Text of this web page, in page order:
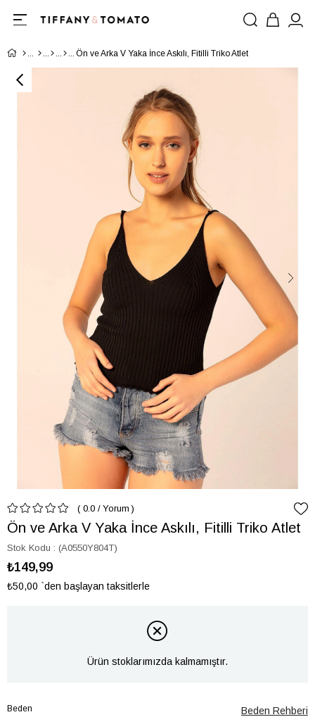
Ön ve Arka V Yaka İnce Askılı, Fitilli Triko Atlet
0.0 / Yorum
Ön ve Arka V Yaka İnce Askılı, Fitilli Triko Atlet
Stok Kodu (A0550Y804T)
₺149,99
₺50,00 `den başlayan taksitlerle
Ürün stoklarımızda kalmamıştır.
Beden Beden Rehberi